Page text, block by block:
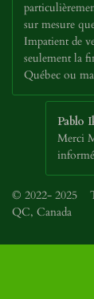
sur mesure
Impatient de
seulement la
Québec ou
Pablo
Merci
© 2022- 2025
QC, Canada